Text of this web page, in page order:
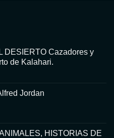
DESIERTO Cazadores y
de Kalahari.
Jordan
HISTORIAS DE